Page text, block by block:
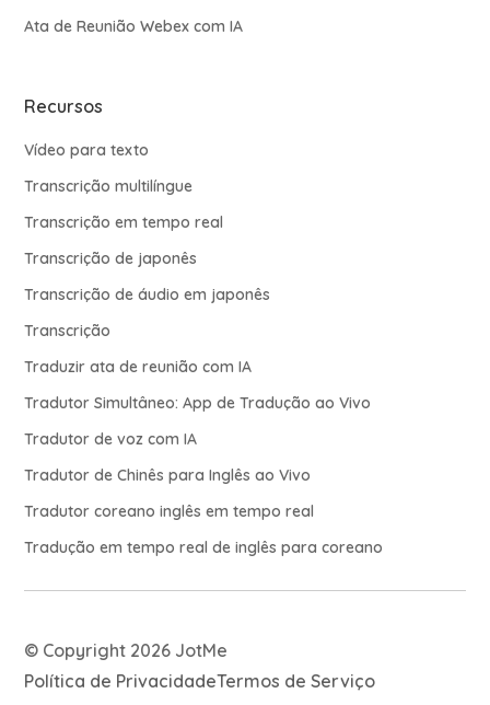
Ata de Reunião Webex com IA
Recursos
Vídeo para texto
Transcrição multilíngue
Transcrição em tempo real
Transcrição de japonês
Transcrição de áudio em japonês
Transcrição
Traduzir ata de reunião com IA
Tradutor Simultâneo: App de Tradução ao Vivo
Tradutor de voz com IA
Tradutor de Chinês para Inglês ao Vivo
Tradutor coreano inglês em tempo real
Tradução em tempo real de inglês para coreano
© Copyright 2026 JotMe
Política de PrivacidadeTermos de Serviço